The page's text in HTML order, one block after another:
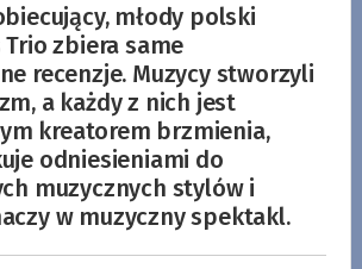
młody polski
Trio zbiera same
recenzje. Muzycy stworzyli
a każdy z nich jest
kreatorem brzmienia,
odniesieniami do
muzycznych stylów i
w muzyczny spektakl.